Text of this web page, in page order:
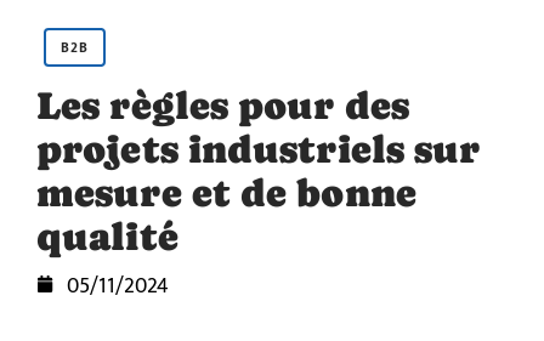
B2B
Les règles pour des
projets industriels sur
mesure et de bonne
qualité
05/11/2024